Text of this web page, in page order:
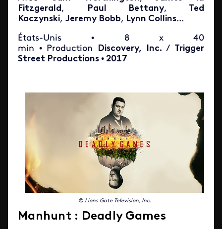
Fitzgerald , Paul Bettany,
Ted
Kaczynski, Jeremy Bobb, Lynn Collins...
États-Unis • 8 x 40
min • Production
Discovery, Inc./ Trigger
Street Productions • 2017
© Lions Gate Television, Inc.
Manhunt : Deadly Games